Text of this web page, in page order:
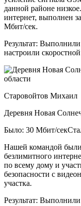
данной районе
интернет, выполнен
Мбит/сек.
Результат: Выполнили
настроили
Старовойтов Михаил
Деревня Новая
Было: 30 Мбит/сек
Нашей командой
безлимитного
по всему дому и
безопасности с
участка.
Результат: Выполнили